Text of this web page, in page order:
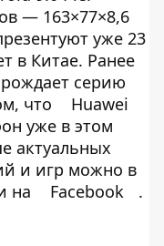
— 163×77×8,6
уже 23
в Китае. Ранее
серию
что
Huawei
уже в этом
актуальных
и игр можно в
на Facebook .